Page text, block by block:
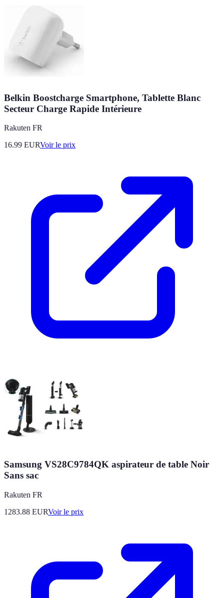
Belkin Boostcharge Smartphone, Tablette Blanc
Secteur Charge Rapide Intérieure
Rakuten FR
16.99 EURVoir le prix
Samsung VS28C9784QK aspirateur de table Noir
Sans sac
Rakuten FR
1283.88 EURVoir le prix